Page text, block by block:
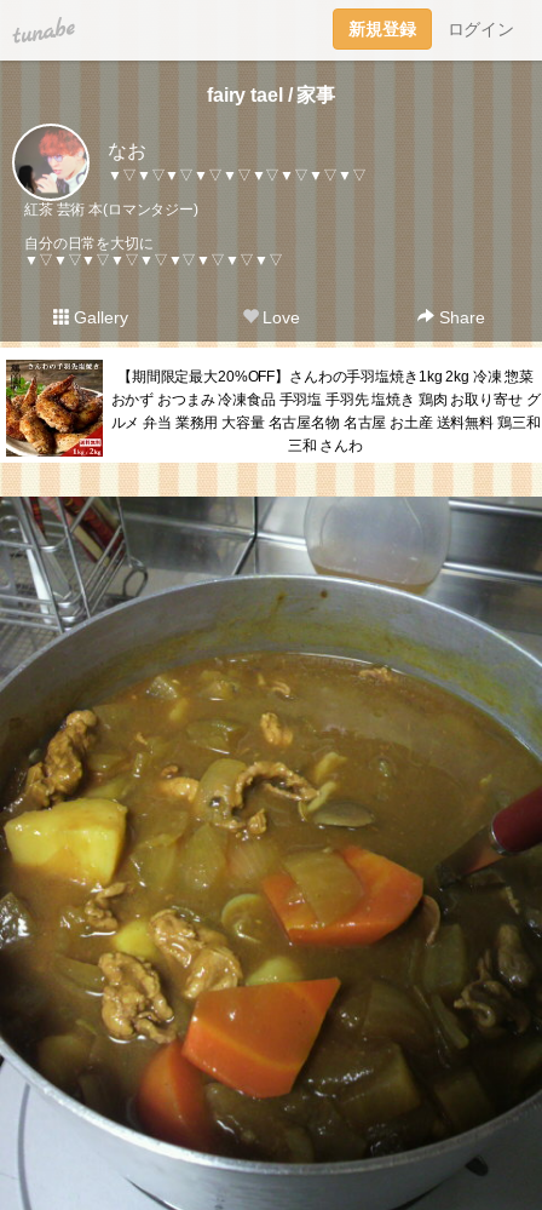
tuna.be 新規登録 ログイン
fairy tael / 家事
なお
▼▽▼▽▼▽▼▽▼▽▼▽▼▽▼▽▼▽
紅茶 芸術 本(ロマンタジー)
自分の日常を大切に
▼▽▼▽▼▽▼▽▼▽▼▽▼▽▼▽▼▽
Gallery Love Share
【期間限定最大20%OFF】さんわの手羽塩焼き1kg 2kg 冷凍 惣菜
おかず おつまみ 冷凍食品 手羽塩 手羽先 塩焼き 鶏肉 お取り寄せ グ
ルメ 弁当 業務用 大容量 名古屋名物 名古屋 お土産 送料無料 鶏三和
三和 さんわ